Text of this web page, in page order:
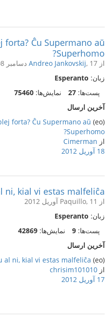
forta? Ĉu Supermano aŭ
Superhomo?
از Andreo Jankovskij, 17 دسامبر 2008
زبان: Esperanto
پست‌ها: 27 نمایش‌ها: 75460
آخرین ارسال
(eo)
forta? Ĉu Supermano aŭ
Superhomo?
از Cimerman
18 آوریل 2012
ni, kial vi estas malfeliĉa??
از Paquillo, 11 آوریل 2012
زبان: Esperanto
پست‌ها: 9 نمایش‌ها: 42869
آخرین ارسال
(eo)
al ni, kial vi estas malfeliĉa??
از chrisim101010
17 آوریل 2012